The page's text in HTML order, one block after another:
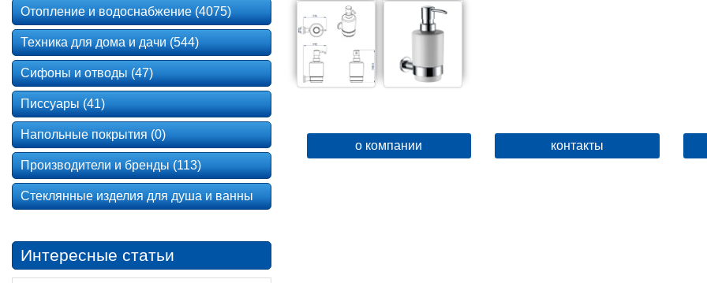
о компании контакты
Отопление и водоснабжение (4075)
Техника для дома и дачи (544)
Сифоны и отводы (47)
Писсуары (41)
Напольные покрытия (0)
Производители и бренды (113)
Стеклянные изделия для душа и ванны
Интересные статьи